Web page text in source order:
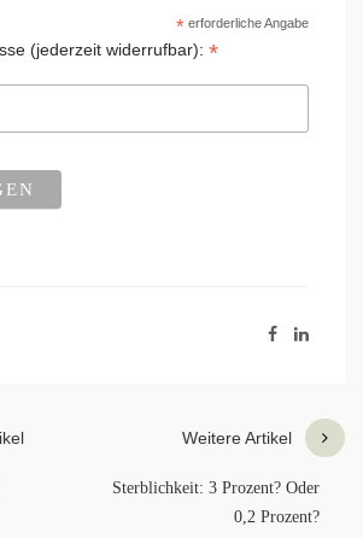
*erforderliche Angabe
(jederzeit widerrufbar): *
Weitere Artikel
Sterblichkeit: 3 Prozent? Oder
0,2 Prozent?